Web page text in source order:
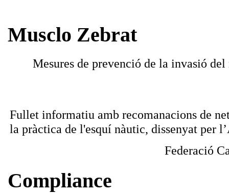
Musclo Zebrat
Mesures de prevenció de la invasió del
Fullet informatiu amb recomanacions de
la pràctica de l'esquí nàutic, dissenyat per
Federació
Compliance